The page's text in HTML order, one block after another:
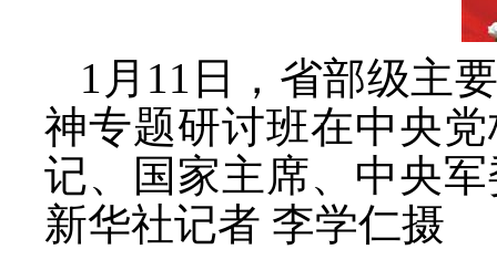
1月11日，省部级主
神专题研讨班在中央
记、国家主席、中央
新华社记者 李学仁摄